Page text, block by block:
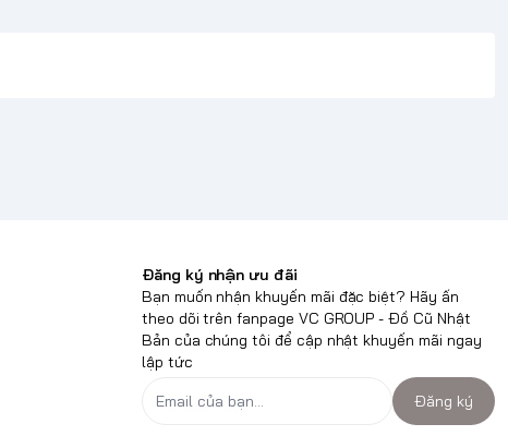
Đăng ký nhận ưu đãi
Bạn muốn nhận khuyến mãi đặc biệt? Hãy ấn
theo dõi trên fanpage VC GROUP - Đồ Cũ Nhật
Bản của chúng tôi để cập nhật khuyến mãi ngay
lập tức
Đăng ký